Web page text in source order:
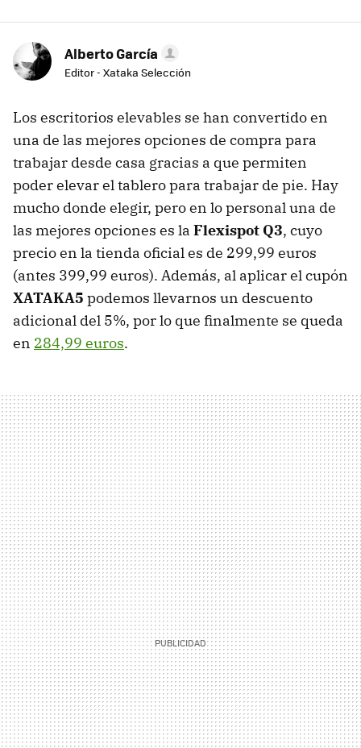
Alberto García
Editor - Xataka Selección
Los escritorios elevables se han convertido en
una de las mejores opciones de compra para
trabajar desde casa gracias a que permiten
poder elevar el tablero para trabajar de pie. Hay
mucho donde elegir, pero en lo personal una de
las mejores opciones es la Flexispot Q3, cuyo
precio en la tienda oficial es de 299,99 euros
(antes 399,99 euros). Además, al aplicar el cupón
XATAKA5 podemos llevarnos un descuento
adicional del 5%, por lo que finalmente se queda
en 284,99 euros.